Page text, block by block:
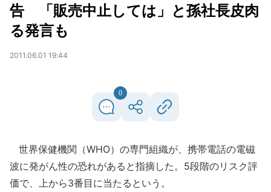
告 「販売中止しては」と孫社長皮肉
る発言も
2011.06.01 19:44
0
世界保健機関（WHO）の専門組織が、携帯電話の電磁
波に発がん性の恐れがあると指摘した。5段階のリスク評
価で、上から3番目に当たるという。